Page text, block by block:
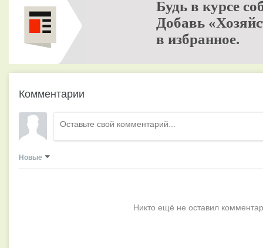
Будь в курсе
Добавь
в избранное.
Комментарии
Новые
Никто ещё не оставил